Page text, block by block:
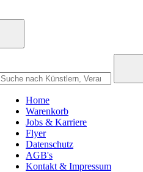
Home
Warenkorb
Jobs & Karriere
Flyer
Datenschutz
AGB's
Kontakt & Impressum